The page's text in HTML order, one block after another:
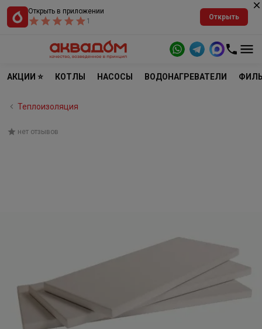
Открыть в приложении
1
Открыть
АКЦИИ ⭐ КОТЛЫ НАСОСЫ ВОДОНАГРЕВАТЕЛИ
Теплоизоляция
нет отзывов